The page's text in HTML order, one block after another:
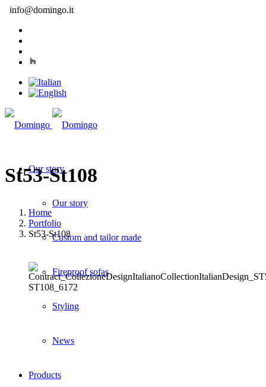
info@domingo.it
Our story
Our story
Custom and tailor made
Fireproof sofas
Styling
News
Products
St53-St108
Home
Portfolio
St53-St108